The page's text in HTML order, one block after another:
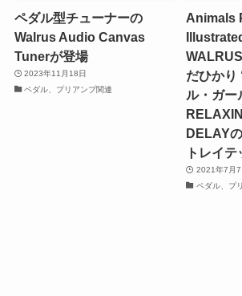
ペダル型チューナーの
Walrus Audio Canvas
Tunerが登場
2023年11月18日
ペダル、プリアンプ関連
Animals
だひかり
ル・ガー
DELAY
トレイ
2021年7月7
ペダル、プ